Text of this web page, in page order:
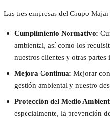
Las tres empresas del Grupo
Cumplimiento Normativo:
ambiental, así como los
nuestros clientes y otras partes
Mejora Continua: Mejorar
gestión ambiental y nuestro
Protección del Medio
especialmente, la prevención